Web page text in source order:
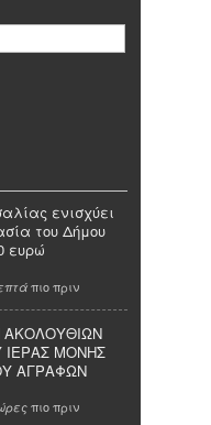
ενισχύει
του Δήμου
ευρώ
πιο πριν
ΜΟΝΗΣ
ΑΓΡΑΦΩΝ
πιο πριν